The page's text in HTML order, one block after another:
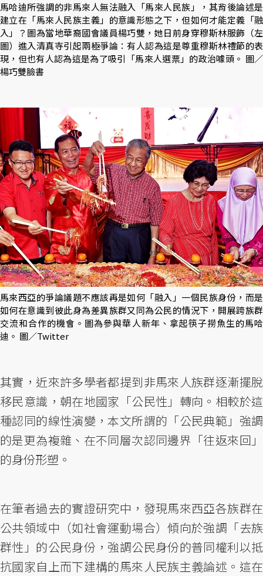
馬哈迪所強調的非馬來人無法融入「馬來人民族」，其背後論述是
建立在「馬來人民族主義」的意識形態之下，但如何才能定義「融
入」？圖為當地華裔國會議員楊巧雙，她日前身穿穆斯林服飾（左
圖）進入清真寺引起兩極爭論：有人認為這是尊重穆斯林禮節的表
現，但也有人認為這是為了吸引「馬來人選票」的政治噱頭。 圖／
楊巧雙臉書
馬來西亞的爭論議題不應該再是如何「融入」一個民族身份，而是
如何在意識到彼此身為差異族群又同為公民的情況下，開展跨族群
交流和合作的機會。圖為參與華人新年、拿起筷子撈魚生的馬哈
迪。 圖／Twitter
其實，近來許多學者都提到非馬來人族群逐漸擺脫
移民意識，朝在地國家「公民性」轉向。相較於這
種認同的線性演變，本文所謂的「公民典範」強調
的是更為複雜、在不同層次認同邊界「往返來回」
的身份形塑。
在筆者過去的實證研究中，發現馬來西亞各族群在
公共領域中（如社會運動場合）傾向於強調「去族
群性」的公民身份，強調公民身份的普同權利以抵
抗國家自上而下建構的馬來人民族主義論述。這在